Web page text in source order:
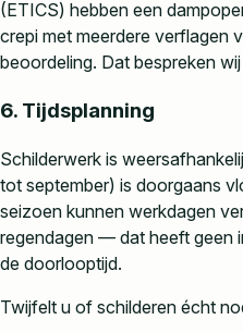
(ETICS) hebben een
crepi met meerdere verflagen
beoordeling. Dat bespreken
6. Tijdsplanning
Schilderwerk is
tot september) is doorgaans
seizoen kunnen werkdagen
regendagen — dat heeft geen
de doorlooptijd.
Twijfelt u of schilderen écht